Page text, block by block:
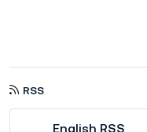
RSS
English RSS